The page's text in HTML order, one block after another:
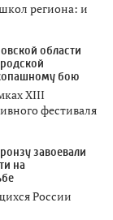
региона: и
области
бою
XIII
фестиваля
завоевали
на
России